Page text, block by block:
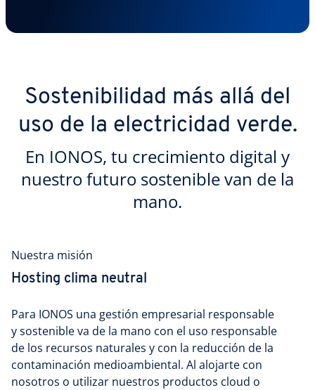
Sostenibilidad más allá del
uso de la electricidad verde.
En IONOS, tu crecimiento digital y
nuestro futuro sostenible van de la
mano.
Nuestra misión
Hosting clima neutral
Para IONOS una gestión empresarial responsable
y sostenible va de la mano con el uso responsable
de los recursos naturales y con la reducción de la
contaminación medioambiental. Al alojarte con
nosotros o utilizar nuestros productos cloud o